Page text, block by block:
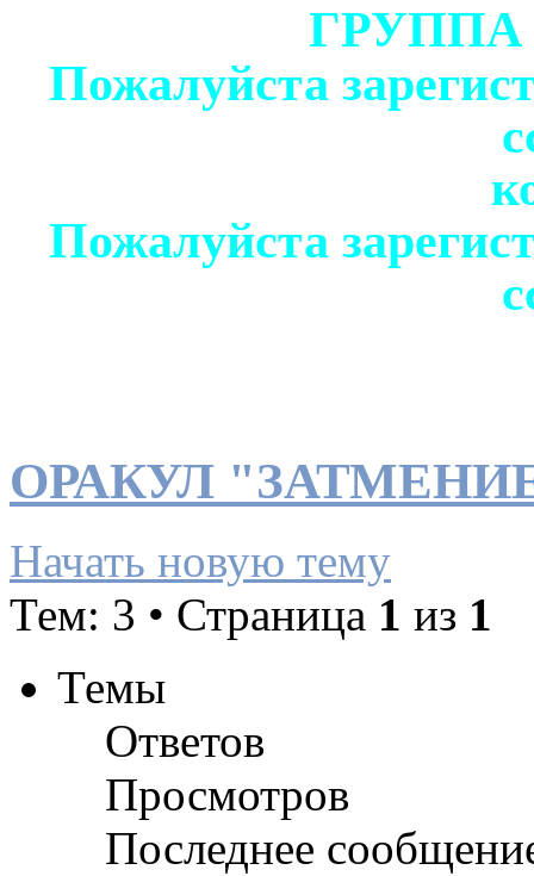
Пожалуйста
Пожалуйста
ОРАКУЛ
Начать новую тему
Тем: 3 • Страница 1 из 1
Темы
Ответов
Просмотров
Последнее